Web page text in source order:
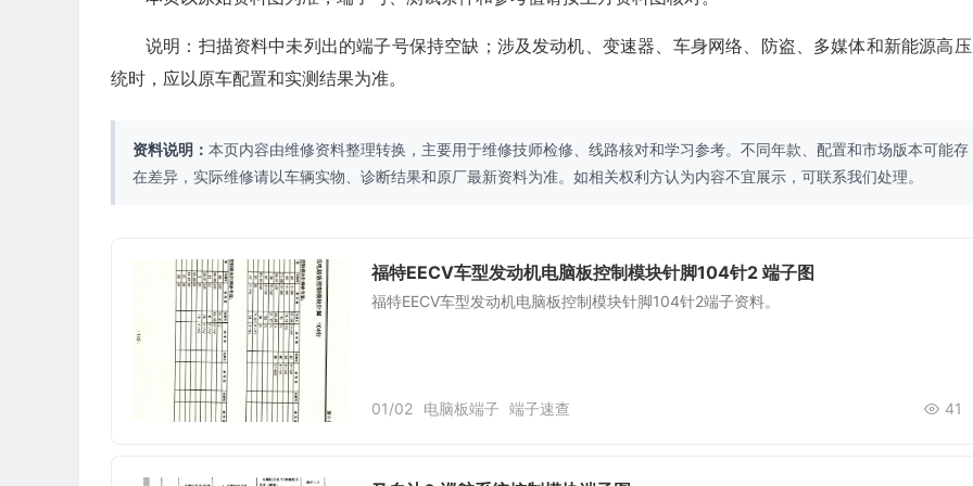
说明：扫描资料中未列出的端子号保持空缺；涉及发动机、变速器、车身网络、防盗、多媒体和新能源高
统时，应以原车配置和实测结果为准。
资料说明： 本页内容由维修资料整理转换，主要用于维修技师检修、线路核对和学习参考。不同年款、配置和市场版本可能存
在差异，实际维修请以车辆实物、诊断结果和原厂最新资料为准。如相关权利方认为内容不宜展示，可联系我们处理。
福特EECV车型发动机电脑板控制模块针脚104针2 端子图
福特EECV车型发动机电脑板控制模块针脚104针2端子资料。
01/02 41
电脑板端子 端子速查